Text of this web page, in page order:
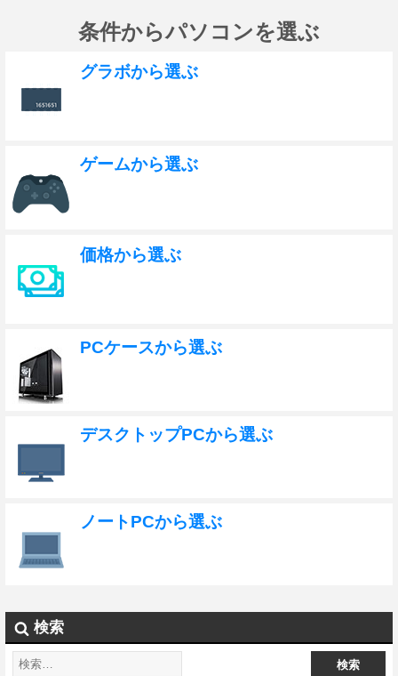
条件からパソコンを選ぶ
グラボから選ぶ
ゲームから選ぶ
価格から選ぶ
PCケースから選ぶ
デスクトップPCから選ぶ
ノートPCから選ぶ
検索